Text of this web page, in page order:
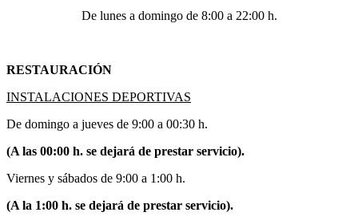
De lunes a domingo de 8:00 a 22:00 h.
RESTAURACIÓN
INSTALACIONES DEPORTIVAS
De domingo a jueves de 9:00 a 00:30 h.
(A las 00:00 h. se dejará de prestar servicio).
Viernes y sábados de 9:00 a 1:00 h.
(A la 1:00 h. se dejará de prestar servicio).